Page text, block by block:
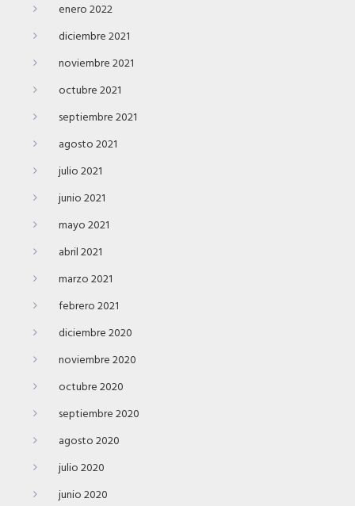
enero 2022
diciembre 2021
noviembre 2021
octubre 2021
septiembre 2021
agosto 2021
julio 2021
junio 2021
mayo 2021
abril 2021
marzo 2021
febrero 2021
diciembre 2020
noviembre 2020
octubre 2020
septiembre 2020
agosto 2020
julio 2020
junio 2020